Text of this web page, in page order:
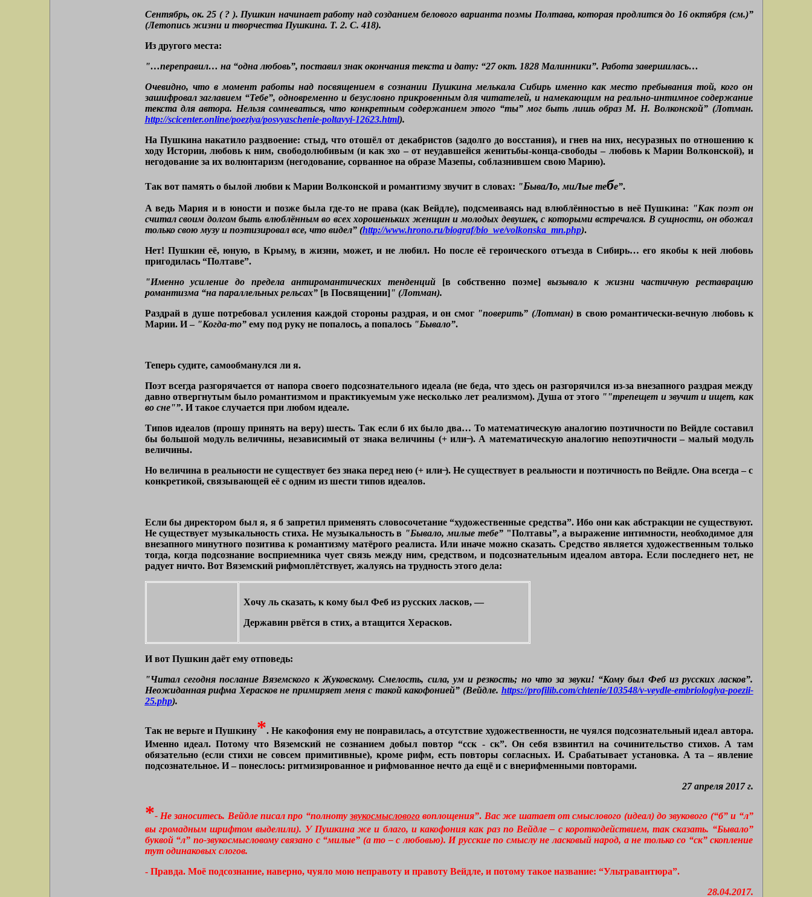
Сентябрь, ок. 25 ( ? ). Пушкин начинает работу над созданием белового варианта поэмы Полтава, которая продлится до 16 октября (см.)”
(Летопись жизни и творчества Пушкина. Т. 2. С. 418).
Из другого места:
"…переправил… на “одна любовь”, поставил знак окончания текста и дату: “27 окт. 1828 Малинники”. Работа завершилась…
Очевидно, что в момент работы над посвящением в сознании Пушкина мелькала Сибирь именно как место пребывания той, кого он
зашифровал заглавием “Тебе”, одновременно и безусловно прикровенным для читателей, и намекающим на реально-интимное содержание
текста для автора. Нельзя сомневаться, что конкретным содержанием этого “ты” мог быть лишь образ М. Н. Волконской” (Лотман.
http://scicenter.online/poeziya/posvyaschenie-poltavyi-12623.html).
На Пушкина накатило раздвоение: стыд, что отошёл от декабристов (задолго до восстания), и гнев на них, несуразных по отношению к
ходу Истории, любовь к ним, свободолюбивым (и как эхо – от неудавшейся женитьбы-конца-свободы – любовь к Марии Волконской), и
негодование за их волюнтаризм (негодование, сорванное на образе Мазепы, соблазнившем свою Марию).
Так вот память о былой любви к Марии Волконской и романтизму звучит в словах: "Бывало, милые тебе”.
А ведь Мария и в юности и позже была где-то не права (как Вейдле), подсмеиваясь над влюблённостью в неё Пушкина: "Как поэт он
считал своим долгом быть влюблённым во всех хорошеньких женщин и молодых девушек, с которыми встречался. В сущности, он обожал
только свою музу и поэтизировал все, что видел” (http://www.hrono.ru/biograf/bio_we/volkonska_mn.php).
Нет! Пушкин её, юную, в Крыму, в жизни, может, и не любил. Но после её героического отъезда в Сибирь… его якобы к ней любовь
пригодилась “Полтаве”.
"Именно усиление до предела антиромантических тенденций [в собственно поэме]вызывало к жизни частичную реставрацию
романтизма “на параллельных рельсах”[в Посвящении]" (Лотман).
Раздрай в душе потребовал усиления каждой стороны раздрая, и он смог "поверить” (Лотман)в свою романтически-вечную любовь к
Марии. И – "Когда‑то”ему под руку не попалось, а попалось "Бывало”.
Теперь судите, самообманулся ли я.
Поэт всегда разгорячается от напора своего подсознательного идеала (не беда, что здесь он разгорячился из-за внезапного раздрая между
давно отвергнутым было романтизмом и практикуемым уже несколько лет реализмом). Душа от этого ""трепещет и звучит и ищет, как
во сне"”. И такое случается при любом идеале.
Типов идеалов (прошу принять на веру) шесть. Так если б их было два… То математическую аналогию поэтичности по Вейдле составил
бы большой модуль величины, независимый от знака величины (+ или ̶). А математическую аналогию непоэтичности – малый модуль
величины.
Но величина в реальности не существует без знака перед нею (+ или ̶). Не существует в реальности и поэтичность по Вейдле. Она всегда – с
конкретикой, связывающей её с одним из шести типов идеалов.
Если бы директором был я, я б запретил применять словосочетание “художественные средства”. Ибо они как абстракции не существуют.
Не существует музыкальность стиха. Не музыкальность в "Бывало, милые тебе” "Полтавы”, а выражение интимности, необходимое для
внезапного минутного позитива к романтизму матёрого реалиста. Или иначе можно сказать. Средство является художественным только
тогда, когда подсознание восприемника чует связь между ним, средством, и подсознательным идеалом автора. Если последнего нет, не
радует ничто. Вот Вяземский рифмоплётствует, жалуясь на трудность этого дела:
Хочу ль сказать, к кому был Феб из русских ласков, —
Державин рвётся в стих, а втащится Херасков.
И вот Пушкин даёт ему отповедь:
"Читал сегодня послание Вяземского к Жуковскому. Смелость, сила, ум и резкость; но что за звуки! “Кому был Феб из русских ласков”.
Неожиданная рифма Херасков не примиряет меня с такой какофонией” (Вейдле. https://profilib.com/chtenie/103548/v-veydle-embriologiya-poezii-
25.php).
Так не верьте и Пушкину*. Не какофония ему не понравилась, а отсутствие художественности, не чуялся подсознательный идеал автора.
Именно идеал. Потому что Вяземский не сознанием добыл повтор “сск - ск”. Он себя взвинтил на сочинительство стихов. А там
обязательно (если стихи не совсем примитивные), кроме рифм, есть повторы согласных. И. Срабатывает установка. А та – явление
подсознательное. И – понеслось: ритмизированное и рифмованное нечто да ещё и с внерифменными повторами.
27 апреля 2017 г.
*- Не заноситесь. Вейдле писал про “полнотузвукосмыслового воплощения”. Вас же шатает от смыслового (идеал) до звукового (“б” и “л”
вы громадным шрифтом выделили). У Пушкина же и благо, и какофония как раз по Вейдле – с короткодействием, так сказать. “Бывало”
буквой “л” по-звукосмысловому связано с “милые” (а то – с любовью). И русские по смыслу не ласковый народ, а не только со “ск” скопление
тут одинаковых слогов.
- Правда. Моё подсознание, наверно, чуяло мою неправоту и правоту Вейдле, и потому такое название: “Ультравантюра”.
28.04.2017.